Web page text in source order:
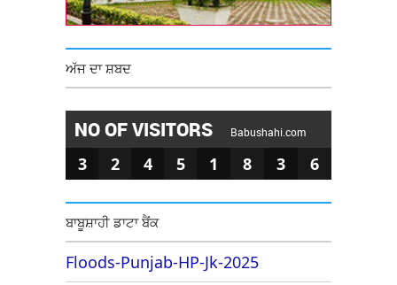
ਅੱਜ ਦਾ ਸ਼ਬਦ
NO OF VISITORS Babushahi.com
3 2 4 5 1 8 3 6
ਬਾਬੂਸ਼ਾਹੀ ਡਾਟਾ ਬੈਂਕ
Floods-Punjab-HP-Jk-2025